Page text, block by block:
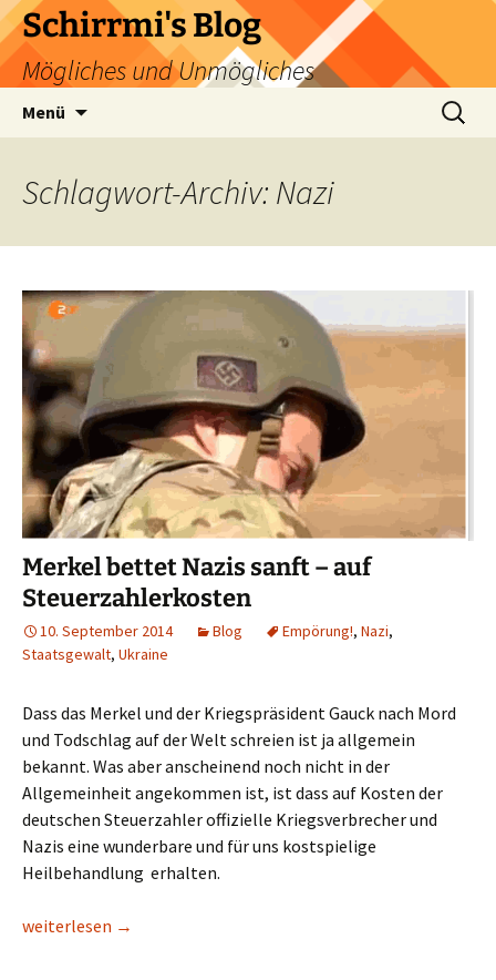
Zum
Inhalt
springen
Schirrmi's Blog
Mögliches und Unmögliches
Menü
Suchen
nach:
Schlagwort-Archiv: Nazi
Merkel bettet Nazis sanft – auf
Steuerzahlerkosten
10. September 2014 Blog Empörung!, Nazi,
Staatsgewalt, Ukraine
Dass das Merkel und der Kriegspräsident Gauck nach Mord
und Todschlag auf der Welt schreien ist ja allgemein
bekannt. Was aber anscheinend noch nicht in der
Allgemeinheit angekommen ist, ist dass auf Kosten der
deutschen Steuerzahler offizielle Kriegsverbrecher und
Nazis eine wunderbare und für uns kostspielige
Heilbehandlung erhalten.
Merkel bettet Nazis sanft – auf Steuerzahlerkosten
weiterlesen →